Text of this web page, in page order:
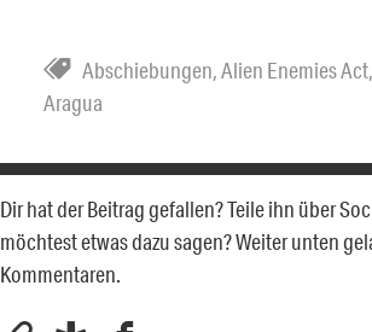
Abschiebungen,Alien Enemies Act,
Aragua
Dir hat der Beitrag gefallen? Teile ihn über
möchtest etwas dazu sagen? Weiter unten
Kommentaren.